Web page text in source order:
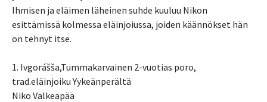
Ihmisen ja eläimen läheinen suhde kuuluu Nikon
esittämissä kolmessa eläinjoiussa, joiden käännökset hän
on tehnyt itse.
1. Ivgorášša,Tummakarvainen 2-vuotias poro,
trad.eläinjoiku Yykeänperältä
Niko Valkeapää